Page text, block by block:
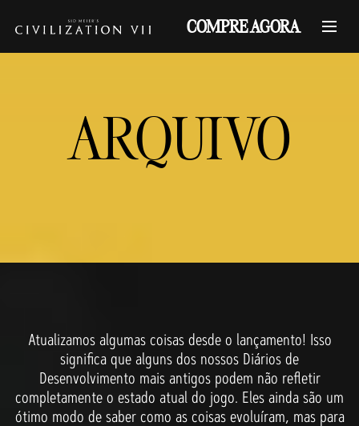
COMPRE AGORA
ARQUIVO
Atualizamos algumas coisas desde o lançamento! Isso
significa que alguns dos nossos Diários de
Desenvolvimento mais antigos podem não refletir
completamente o estado atual do jogo. Eles ainda são um
ótimo modo de saber como as coisas evoluíram, mas para